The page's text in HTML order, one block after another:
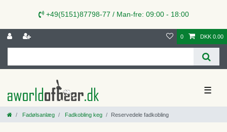
+49(5151)87798-77 / Man-fre: 09:00 - 18:00
0 DKK 0.00
☰
Fadølsanlæg Fadkobling keg Reservedele fadkobling